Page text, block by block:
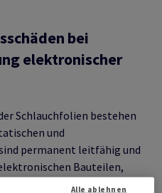
bei
elektronischer
Schlauchfolien bestehen
und
permanent leitfähig und
Bauteilen,
Nicht zu verwenden für
Alle ablehnen